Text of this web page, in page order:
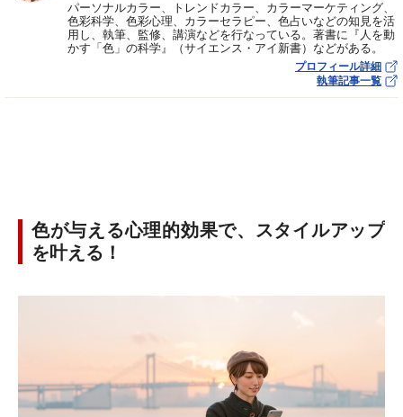
パーソナルカラー、トレンドカラー、カラーマーケティング、
色彩科学、色彩心理、カラーセラピー、色占いなどの知見を活
用し、執筆、監修、講演などを行なっている。著書に『人を動
かす「色」の科学』（サイエンス・アイ新書）などがある。
プロフィール詳細
執筆記事一覧
色が与える心理的効果で、スタイルアップ
を叶える！